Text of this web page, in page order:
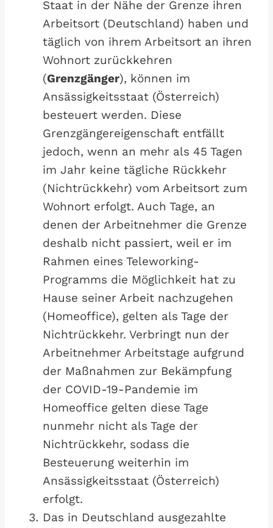
Staat in der Nähe der Grenze ihren
Arbeitsort (Deutschland) haben und
täglich von ihrem Arbeitsort an ihren
Wohnort zurückkehren
(Grenzgänger), können im
Ansässigkeitsstaat (Österreich)
besteuert werden. Diese
Grenzgängereigenschaft entfällt
jedoch, wenn an mehr als 45 Tagen
im Jahr keine tägliche Rückkehr
(Nichtrückkehr) vom Arbeitsort zum
Wohnort erfolgt. Auch Tage, an
denen der Arbeitnehmer die Grenze
deshalb nicht passiert, weil er im
Rahmen eines Teleworking-
Programms die Möglichkeit hat zu
Hause seiner Arbeit nachzugehen
(Homeoffice), gelten als Tage der
Nichtrückkehr. Verbringt nun der
Arbeitnehmer Arbeitstage aufgrund
der Maßnahmen zur Bekämpfung
der COVID-19-Pandemie im
Homeoffice gelten diese Tage
nunmehr nicht als Tage der
Nichtrückkehr, sodass die
Besteuerung weiterhin im
Ansässigkeitsstaat (Österreich)
erfolgt.
Das in Deutschland ausgezahlte